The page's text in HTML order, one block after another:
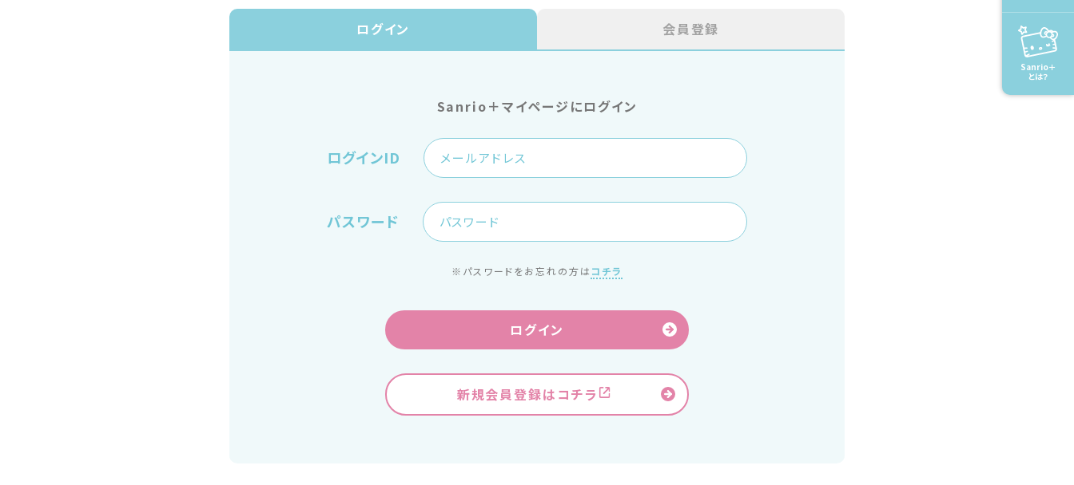
Sanrio＋
とは？
ログイン 会員登録
Sanrio＋マイページにログイン
ログインID
パスワード
※パスワードをお忘れの方は コチラ
ログイン
新規会員登録はコチラ